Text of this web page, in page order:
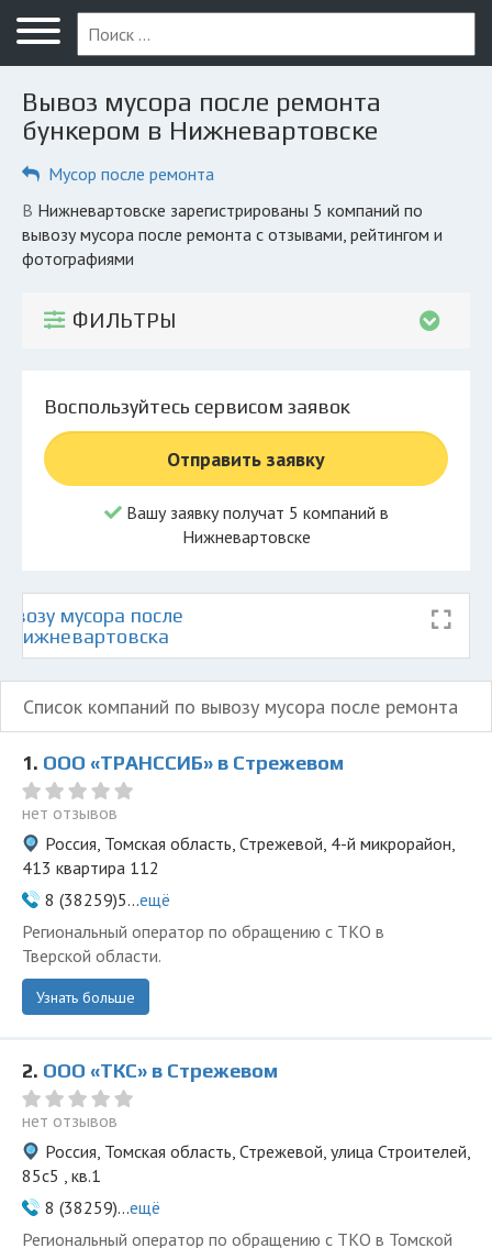
Меню
Главная
Вопрос юристу
Компании
КОМПАНИЯМ
© 2026 Все права защищены
Вывоз мусора после ремонта
бункером в Нижневартовске
Мусор после ремонта
в Нижневартовске зарегистрированы 5 компаний по
вывозу мусора после ремонта с отзывами, рейтингом и
фотографиями
ФИЛЬТРЫ
Воспользуйтесь сервисом заявок
Отправить заявку
Вашу заявку получат 5 компаний в
Нижневартовске
мусора после
Нижневартовска
Список компаний по вывозу мусора после ремонта
1. ООО «ТРАНССИБ» в Стрежевом
нет отзывов
Россия, Томская область, Стрежевой, 4-й микрорайон,
413 квартира 112
8 (38259)5...ещё
Региональный оператор по обращению с ТКО в
Тверской области.
Узнать больше
2. ООО «ТКС» в Стрежевом
нет отзывов
Россия, Томская область, Стрежевой, улица Строителей,
85с5 , кв.1
8 (38259)...ещё
Региональный оператор по обращению с ТКО в Томской